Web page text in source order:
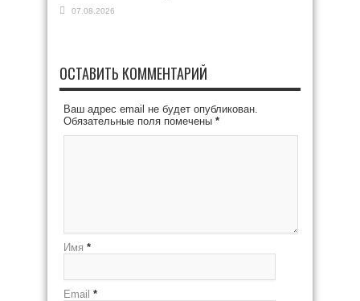
07.08.2026
ОСТАВИТЬ КОММЕНТАРИЙ
Ваш адрес email не будет опубликован.
Обязательные поля помечены *
Имя *
Email *